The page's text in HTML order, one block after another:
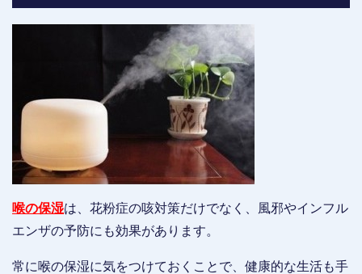
喉の保湿は、花粉症の咳対策だけでなく、風邪やインフル
エンザの予防にも効果があります。
常に喉の保湿に気をつけておくことで、健康的な生活も手